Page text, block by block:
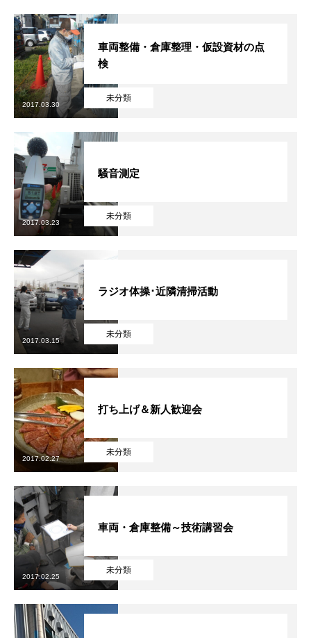
SDGs認証
よこはまグッドバランス企業
横浜グランドスラム企業
RECRUIT
募集概要
よくある質問
インタビュー
BUSINESS
2022年度
2023年度
2024年度
2025年度
官公庁
COMPANY BLOG
未分類
車両整備・倉庫整理・仮設資材の点
検
2017.03.30
未分類
騒音測定
2017.03.23
未分類
ラジオ体操･近隣清掃活動
2017.03.15
未分類
打ち上げ＆新人歓迎会
2017.02.27
未分類
車両・倉庫整備～技術講習会
2017.02.25